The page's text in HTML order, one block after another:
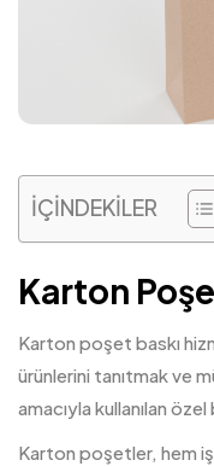
İÇİNDEKİLER
Karton
Karton poşet baskı
ürünlerini tanıtmak ve
amacıyla kullanılan
Karton poşetler, hem